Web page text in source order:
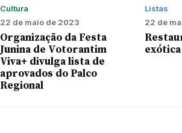
Cultura
22 de maio de 2023
Organização da Festa
Junina de Votorantim
Viva+ divulga lista de
aprovados do Palco
Regional
Listas
22 de